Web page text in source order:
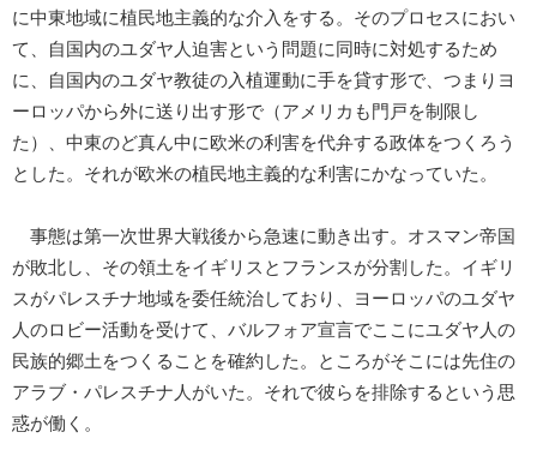
に中東地域に植民地主義的な介入をする。そのプロセスにおい
て、自国内のユダヤ人迫害という問題に同時に対処するため
に、自国内のユダヤ教徒の入植運動に手を貸す形で、つまりヨ
ーロッパから外に送り出す形で（アメリカも門戸を制限し
た）、中東のど真ん中に欧米の利害を代弁する政体をつくろう
とした。それが欧米の植民地主義的な利害にかなっていた。
事態は第一次世界大戦後から急速に動き出す。オスマン帝国
が敗北し、その領土をイギリスとフランスが分割した。イギリ
スがパレスチナ地域を委任統治しており、ヨーロッパのユダヤ
人のロビー活動を受けて、バルフォア宣言でここにユダヤ人の
民族的郷土をつくることを確約した。ところがそこには先住の
アラブ・パレスチナ人がいた。それで彼らを排除するという思
惑が働く。